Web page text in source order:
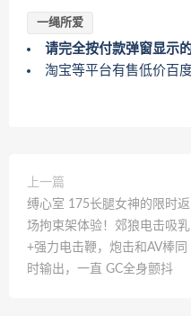
一绳所爱
请完全按付款弹窗显示
淘宝等平台有售低价百
上一篇
缚心室 175长腿女神的限时返
场拘束架体验！郊狼电击吸乳
+强力电击鞭，炮击和AV棒同
时输出，一直 GC全身颤抖